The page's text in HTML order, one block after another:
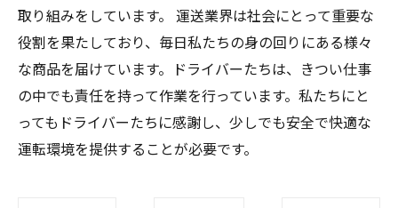
取り組みをしています。 運送業界は社会にとって重要な
役割を果たしており、毎日私たちの身の回りにある様々
な商品を届けています。ドライバーたちは、きつい仕事
の中でも責任を持って作業を行っています。私たちにと
ってもドライバーたちに感謝し、少しでも安全で快適な
運転環境を提供することが必要です。